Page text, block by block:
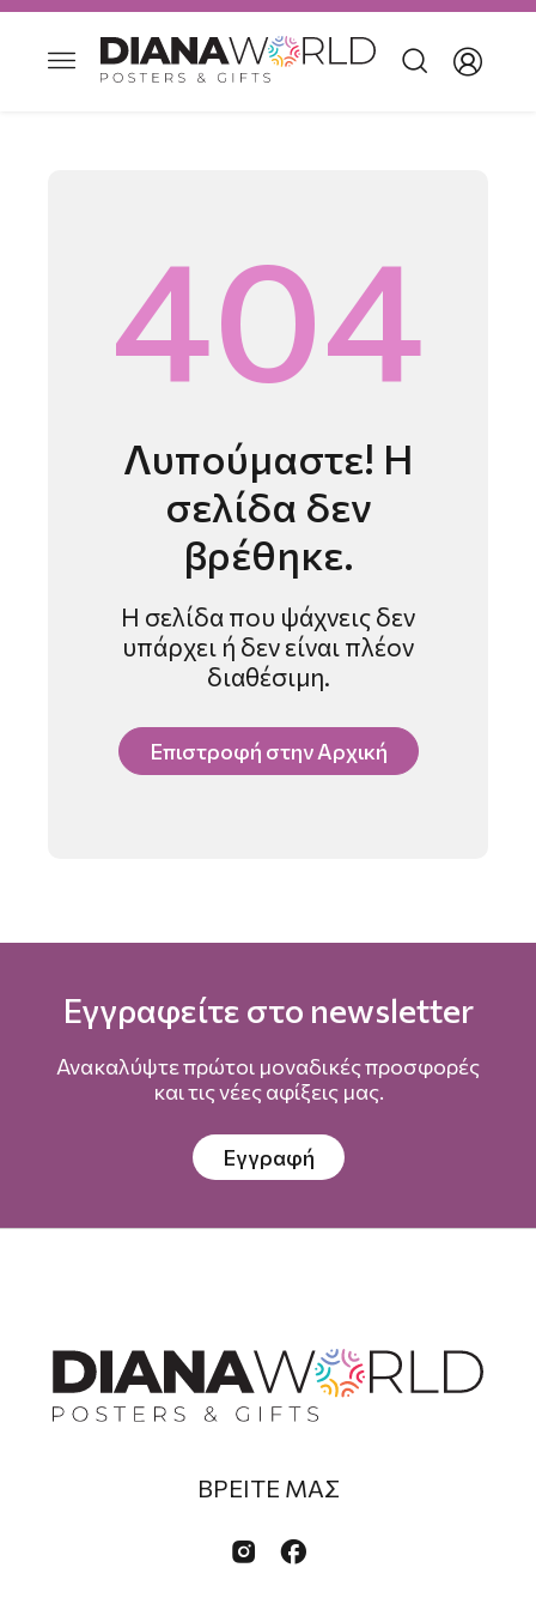
404
Λυπούμαστε! H
σελίδα δεν
βρέθηκε.
Η σελίδα που ψάχνεις δεν
υπάρχει ή δεν είναι πλέον
διαθέσιμη.
Επιστροφή στην Αρχική
Εγγραφείτε στο newsletter
Ανακαλύψτε πρώτοι μοναδικές προσφορές
και τις νέες αφίξεις μας.
Εγγραφή
ΒΡΕΙΤΕ ΜΑΣ
 